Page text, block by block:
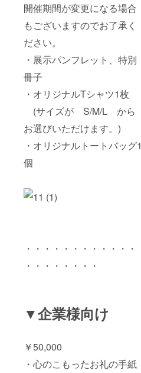
開催期間が変更になる場合
もございますのでお了承く
ださい。
・展示パンフレット、特別
冊子
・オリジナルTシャツ1枚
(サイズが S/M/L から
お選びいただけます。)
・オリジナルトートバッグ1
個
・・・・・・・・・・・・
・・・・・・・・
▼企業様向け
￥50,000
・心のこもったお礼の手紙